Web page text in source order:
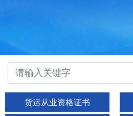
货运从业资格证书